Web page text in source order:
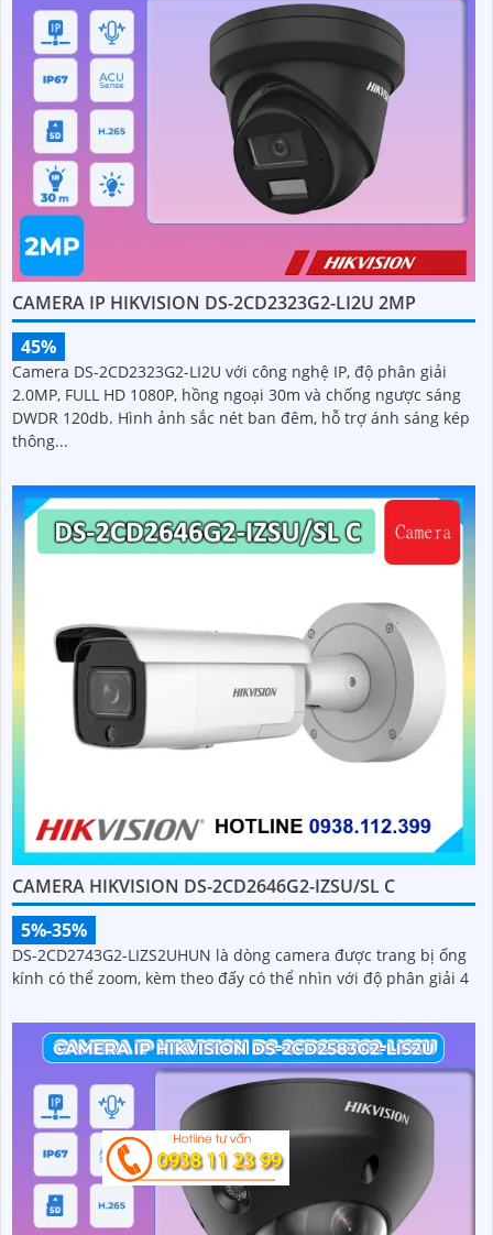
CAMERA IP HIKVISION DS-2CD2323G2-LI2U 2MP
45%
Camera DS-2CD2323G2-LI2U với công nghệ IP, độ phân giải
2.0MP, FULL HD 1080P, hồng ngoại 30m và chống ngược sáng
DWDR 120db. Hình ảnh sắc nét ban đêm, hỗ trợ ánh sáng kép
thông...
CAMERA HIKVISION DS-2CD2646G2-IZSU/SL C
5%-35%
DS-2CD2743G2-LIZS2UHUN là dòng camera được trang bị ống
kính có thể zoom, kèm theo đấy có thể nhìn với độ phân giải 4